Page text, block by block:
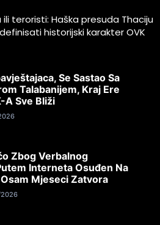
teroristi: Haška presuda Thaciju
historijski karakter OVK
Se Sastao Sa
Talabanijem, Kraj Ere
A Sve Bliži
Zbog Verbalnog
Interneta Osuđen Na
Mjeseci Zatvora